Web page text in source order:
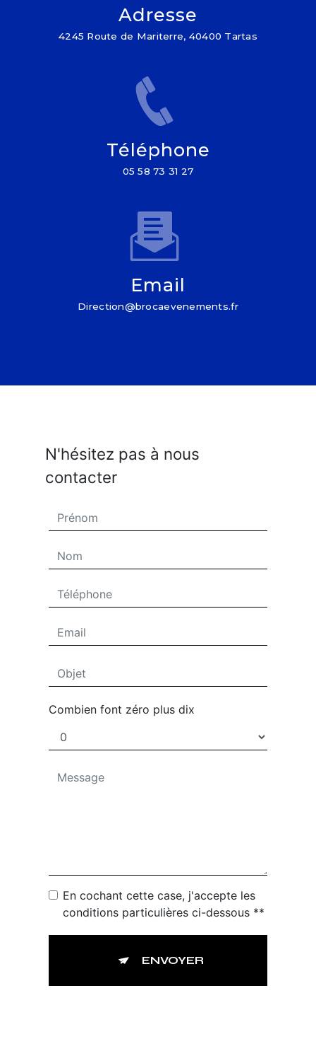
Adresse
4245 Route de Mariterre, 40400 Tartas
Téléphone
05 58 73 31 27
Email
direction@brocaevenements.fr
N'hésitez pas à nous
contacter
Combien font zéro plus dix
En cochant cette case, j'accepte les
conditions particulières ci-dessous **
ENVOYER